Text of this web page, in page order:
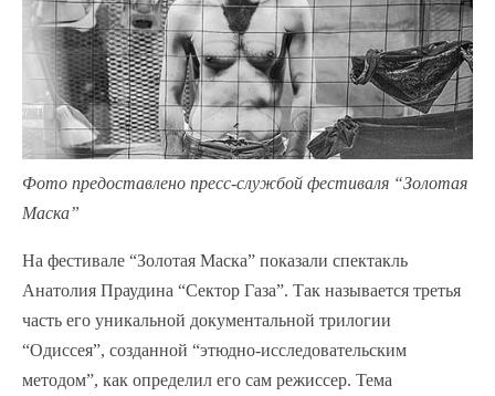
Фото предоставлено пресс-службой фестиваля “Золотая
Маска”
На фестивале “Золотая Маска” показали спектакль
Анатолия Праудина “Сектор Газа”. Так называется третья
часть его уникальной документальной трилогии
“Одиссея”, созданной “этюдно-исследовательским
методом”, как определил его сам режиссер. Тема